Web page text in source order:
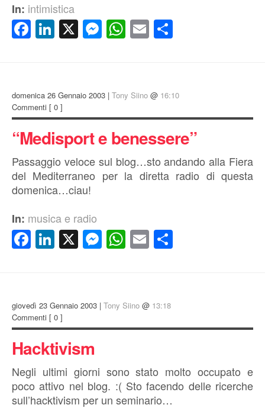
In: intimistica
Facebook
LinkedIn
X Messenger
WhatsApp
Email
domenica 26 Gennaio 2003 | Tony Siino @ 16:10
Commenti [ 0 ]
“Medisport e benessere”
Passaggio veloce sul blog…sto andando alla Fiera
del Mediterraneo per la diretta radio di questa
domenica…ciau!
In: musica e radio
Facebook
LinkedIn
X Messenger
WhatsApp
Email
giovedì 23 Gennaio 2003 | Tony Siino @ 13:18
Commenti [ 0 ]
Hacktivism
Negli ultimi giorni sono stato molto occupato e
poco attivo nel blog. :( Sto facendo delle ricerche
sull’hacktivism per un seminario…